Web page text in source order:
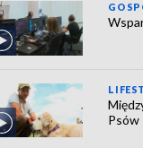
Psów